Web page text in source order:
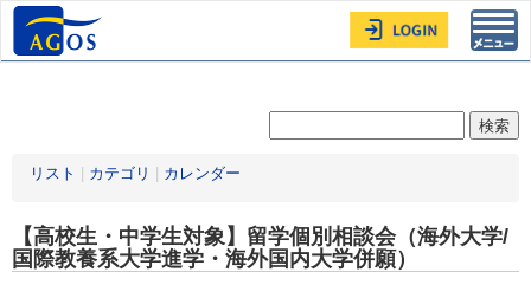
リスト カテゴリ カレンダー
【高校生・中学生対象】留学個別相談会（海外大学/
国際教養系大学進学・海外国内大学併願）